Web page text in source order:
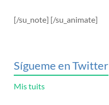
[/su_note] [/su_animate]
Sígueme en Twitter
Mis tuits